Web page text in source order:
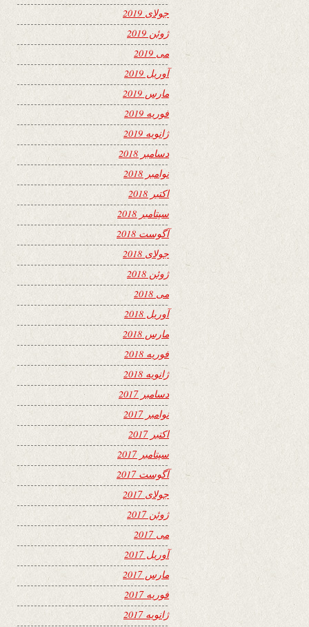
جولای 2019
ژوئن 2019
می 2019
آوریل 2019
مارس 2019
فوریه 2019
ژانویه 2019
دسامبر 2018
نوامبر 2018
اکتبر 2018
سپتامبر 2018
آگوست 2018
جولای 2018
ژوئن 2018
می 2018
آوریل 2018
مارس 2018
فوریه 2018
ژانویه 2018
دسامبر 2017
نوامبر 2017
اکتبر 2017
سپتامبر 2017
آگوست 2017
جولای 2017
ژوئن 2017
می 2017
آوریل 2017
مارس 2017
فوریه 2017
ژانویه 2017